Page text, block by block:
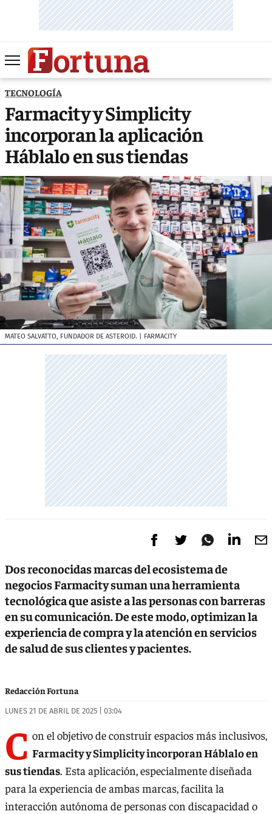
TECNOLOGÍA
Farmacity y Simplicity
incorporan la aplicación
Háblalo en sus tiendas
MATEO SALVATTO, FUNDADOR DE ASTEROID. | FARMACITY
Dos reconocidas marcas del ecosistema de
negocios Farmacity suman una herramienta
tecnológica que asiste a las personas con barreras
en su comunicación. De este modo, optimizan la
experiencia de compra y la atención en servicios
de salud de sus clientes y pacientes.
Redacción Fortuna
LUNES 21 DE ABRIL DE 2025 | 03:04
C on el objetivo de construir espacios más inclusivos,
Farmacity y Simplicity incorporan Háblalo en
sus tiendas. Esta aplicación, especialmente diseñada
para la experiencia de ambas marcas, facilita la
interacción autónoma de personas con discapacidad o